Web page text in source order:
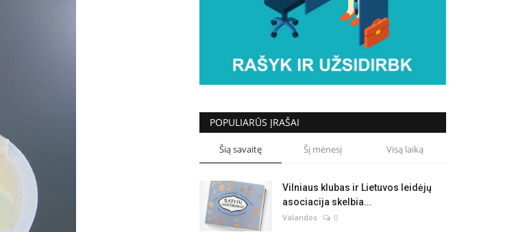
POPULIARŪS ĮRAŠAI
Šią savaitę Šį mėnesį Visą laiką
Vilniaus klubas ir Lietuvos leidėjų
asociacija skelbia...
Valandos 0